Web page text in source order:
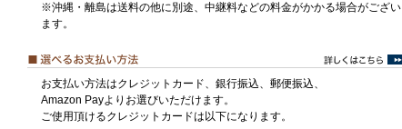
※沖縄・離島は送料の他に別途、中継料などの料金がかかる場合がござい
ます。
お支払い方法はクレジットカード、銀行振込、郵便振込、
Amazon Payよりお選びいただけます。
ご使用頂けるクレジットカードは以下になります。